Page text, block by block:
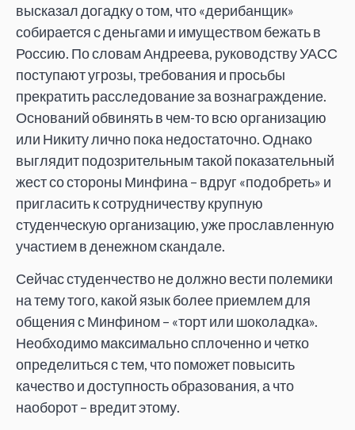
высказал догадку о том, что «дерибанщик»
собирается с деньгами и имуществом бежать в
Россию. По словам Андреева, руководству УАСС
поступают угрозы, требования и просьбы
прекратить расследование за вознаграждение.
Оснований обвинять в чем-то всю организацию
или Никиту лично пока недостаточно. Однако
выглядит подозрительным такой показательный
жест со стороны Минфина – вдруг «подобреть» и
пригласить к сотрудничеству крупную
студенческую организацию, уже прославленную
участием в денежном скандале.
Сейчас студенчество не должно вести полемики
на тему того, какой язык более приемлем для
общения с Минфином – «торт или шоколадка».
Необходимо максимально сплоченно и четко
определиться с тем, что поможет повысить
качество и доступность образования, а что
наоборот – вредит этому.